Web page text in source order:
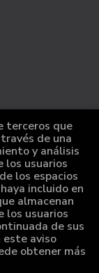
terceros que
de una
y análisis
usuarios
los espacios
incluido en
almacenan
los usuarios
de sus
este aviso
obtener más